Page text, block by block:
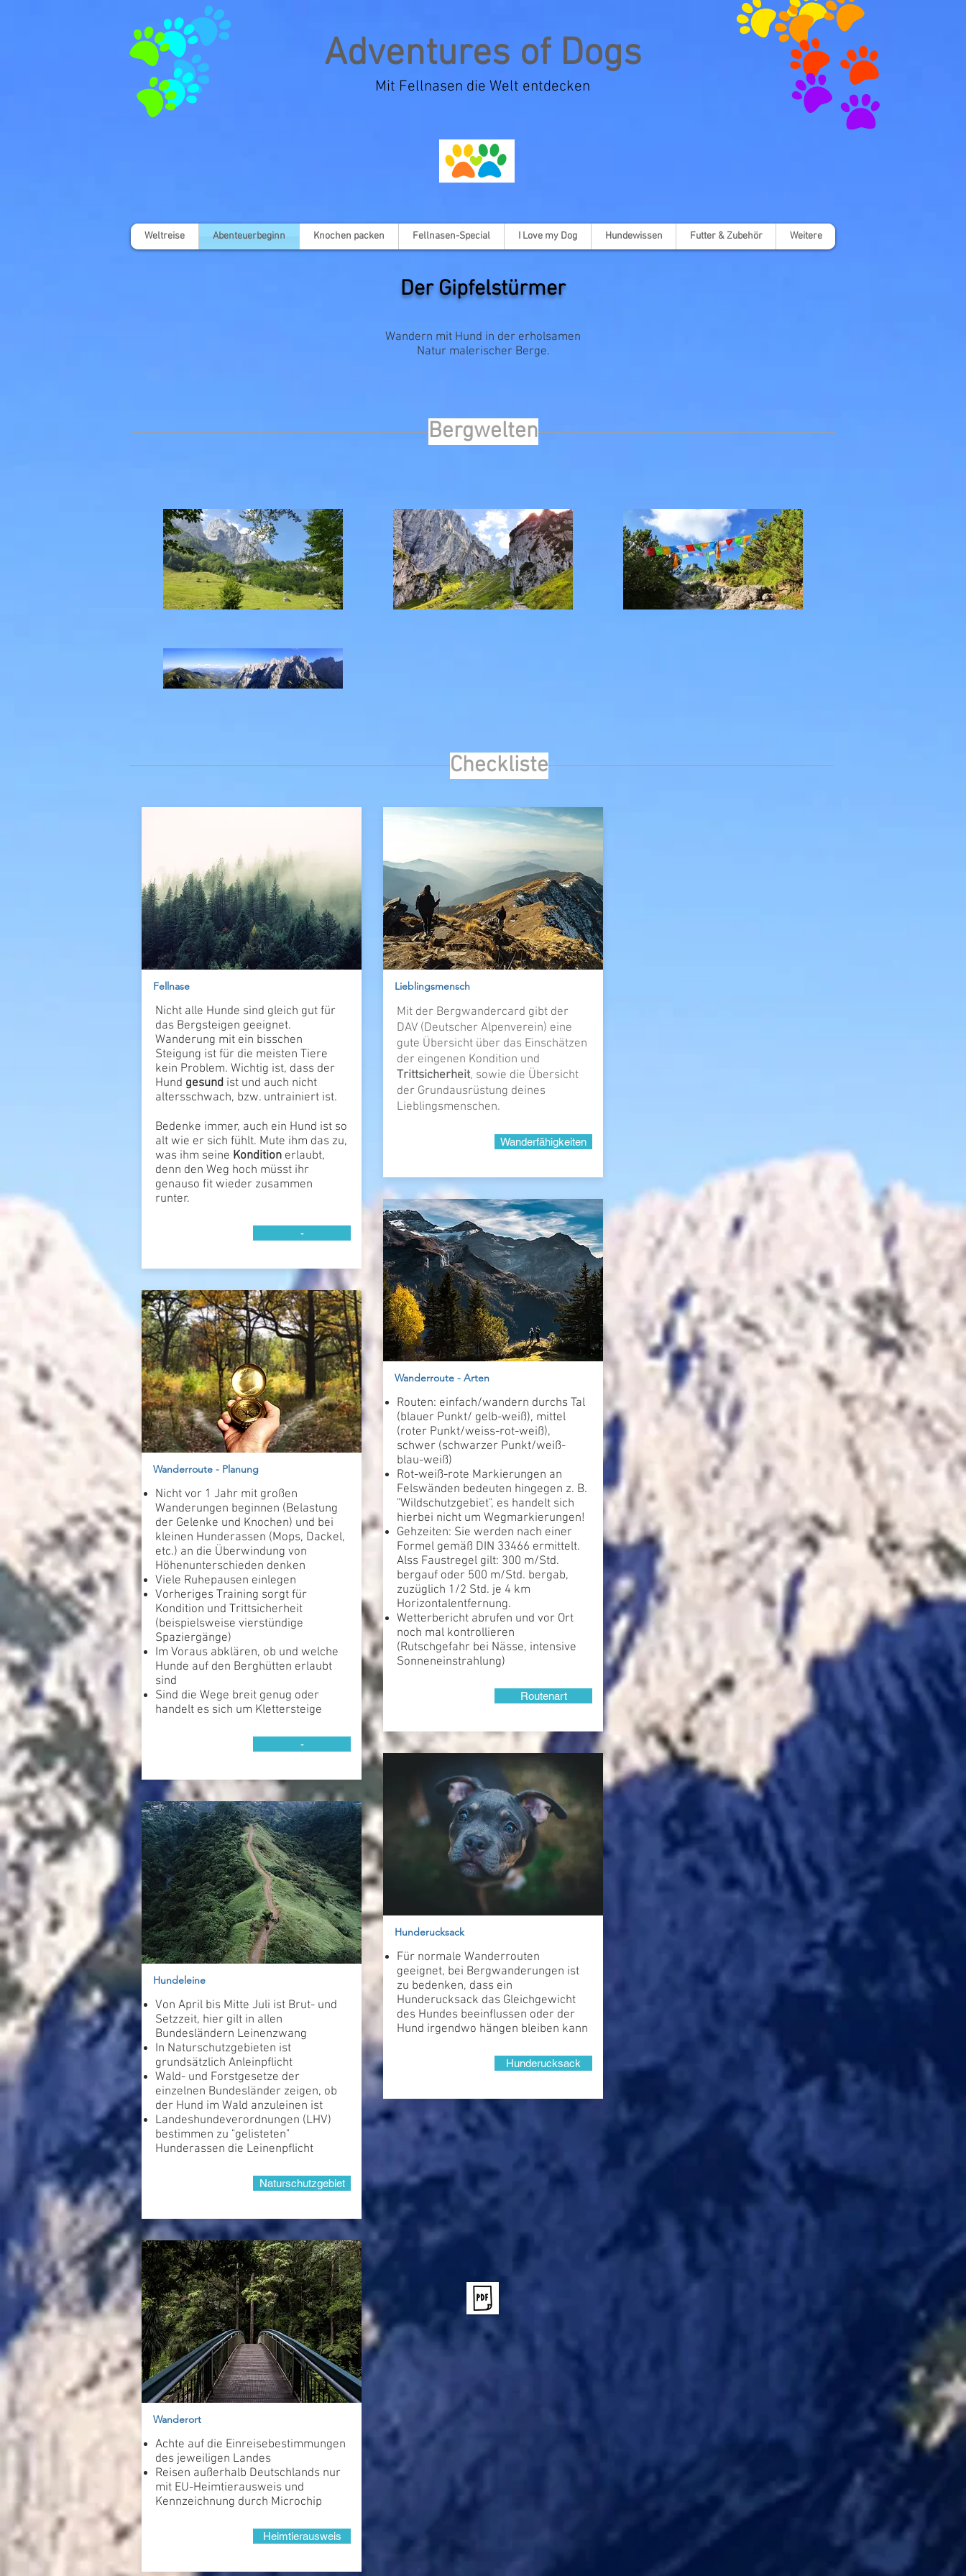
Adventures of Dogs
Mit Fellnasen die Welt entdecken
Weltreise Abenteuerbeginn Knochen packen Fellnasen-Special I Love my Dog Hundewissen Futter & Zubehör Weitere
Der Gipfelstürmer
Wandern mit Hund in der erholsamen
Natur malerischer Berge.
Bergwelten
Checkliste
Fellnase
Nicht alle Hunde sind gleich gut für
das Bergsteigen geeignet.
Wanderung mit ein bisschen
Steigung ist für die meisten Tiere
kein Problem. Wichtig ist, dass der
Hund gesund ist und auch nicht
altersschwach, bzw. untrainiert ist.
Bedenke immer, auch ein Hund ist so
alt wie er sich fühlt. Mute ihm das zu,
was ihm seine Kondition erlaubt,
denn den Weg hoch müsst ihr
genauso fit wieder zusammen
runter.
-
Wanderroute - Planung
Nicht vor 1 Jahr mit großen
Wanderungen beginnen (Belastung
der Gelenke und Knochen) und bei
kleinen Hunderassen (Mops, Dackel,
etc.) an die Überwindung von
Höhenunterschieden denken
Viele Ruhepausen einlegen
Vorheriges Training sorgt für
Kondition und Trittsicherheit
(beispielsweise vierstündige
Spaziergänge)
Im Voraus abklären, ob und welche
Hunde auf den Berghütten erlaubt
sind
Sind die Wege breit genug oder
handelt es sich um Klettersteige
-
Hundeleine
Von April bis Mitte Juli ist Brut- und
Setzzeit, hier gilt in allen
Bundesländern Leinenzwang
In Naturschutzgebieten ist
grundsätzlich Anleinpflicht
Wald- und Forstgesetze der
einzelnen Bundesländer zeigen, ob
der Hund im Wald anzuleinen ist
Landeshundeverordnungen (LHV)
bestimmen zu "gelisteten"
Hunderassen die Leinenpflicht
Naturschutzgebiet
Lieblingsmensch
Mit der Bergwandercard gibt der
DAV (Deutscher Alpenverein) eine
gute Übersicht über das Einschätzen
der eingenen Kondition und
Trittsicherheit, sowie die Übersicht
der Grundausrüstung deines
Lieblingsmenschen.
Wanderfähigkeiten
Wanderroute - Arten
Routen: einfach/wandern durchs Tal
(blauer Punkt/ gelb-weiß), mittel
(roter Punkt/weiss-rot-weiß),
schwer (schwarzer Punkt/weiß-
blau-weiß)
Rot-weiß-rote Markierungen an
Felswänden bedeuten hingegen z. B.
"Wildschutzgebiet", es handelt sich
hierbei nicht um Wegmarkierungen!
Gehzeiten: Sie werden nach einer
Formel gemäß DIN 33466 ermittelt.
Alss Faustregel gilt: 300 m/Std.
bergauf oder 500 m/Std. bergab,
zuzüglich 1/2 Std. je 4 km
Horizontalentfernung.
Wetterbericht abrufen und vor Ort
noch mal kontrollieren
(Rutschgefahr bei Nässe, intensive
Sonneneinstrahlung)
Routenart
Hunderucksack
Für normale Wanderrouten
geeignet, bei Bergwanderungen ist
zu bedenken, dass ein
Hunderucksack das Gleichgewicht
des Hundes beeinflussen oder der
Hund irgendwo hängen bleiben kann
Hunderucksack
Wanderort
Achte auf die Einreise­bestimmungen
des jeweiligen Landes
Reisen außerhalb Deutschlands nur
mit EU-Heimtierausweis und
Kennzeichnung durch Microchip
Heimtierausweis